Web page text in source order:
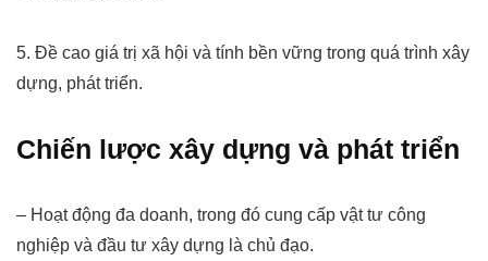
5. Đề cao giá trị xã hội và tính bền vững trong quá trình xây
dựng, phát triển.
Chiến lược xây dựng và phát triển
– Hoạt động đa doanh, trong đó cung cấp vật tư công
nghiệp và đầu tư xây dựng là chủ đạo.